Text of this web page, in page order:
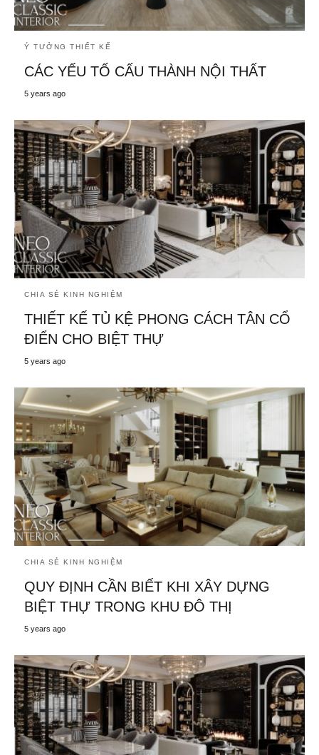
Ý TƯỞNG THIẾT KẾ
CÁC YẾU TỐ CẤU THÀNH NỘI THẤT
5 years ago
CHIA SẺ KINH NGHIỆM
THIẾT KẾ TỦ KỆ PHONG CÁCH TÂN CỔ
ĐIỂN CHO BIỆT THỰ
5 years ago
CHIA SẺ KINH NGHIỆM
QUY ĐỊNH CẦN BIẾT KHI XÂY DỰNG
BIỆT THỰ TRONG KHU ĐÔ THỊ
5 years ago